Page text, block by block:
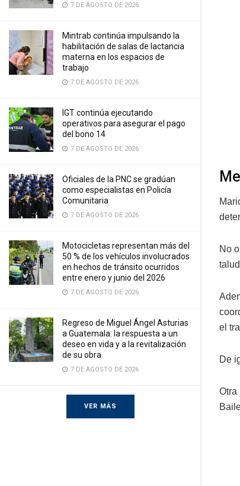
7 DE AGOSTO DE 2026
Mintrab continúa impulsando la
habilitación de salas de lactancia
materna en los espacios de
trabajo
7 DE AGOSTO DE 2026
IGT continúa ejecutando
operativos para asegurar el pago
del bono 14
7 DE AGOSTO DE 2026
Oficiales de la PNC se gradúan
como especialistas en Policía
Comunitaria
7 DE AGOSTO DE 2026
Motocicletas representan más del
50 % de los vehículos involucrados
en hechos de tránsito ocurridos
entre enero y junio del 2026
7 DE AGOSTO DE 2026
Regreso de Miguel Ángel Asturias
a Guatemala: la respuesta a un
deseo en vida y a la revitalización
de su obra
7 DE AGOSTO DE 2026
VER MÁS
No
el
De